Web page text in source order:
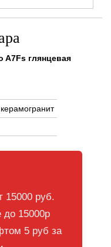
A7Fs глянцевая
15000 руб.
до 15000р
5 руб за